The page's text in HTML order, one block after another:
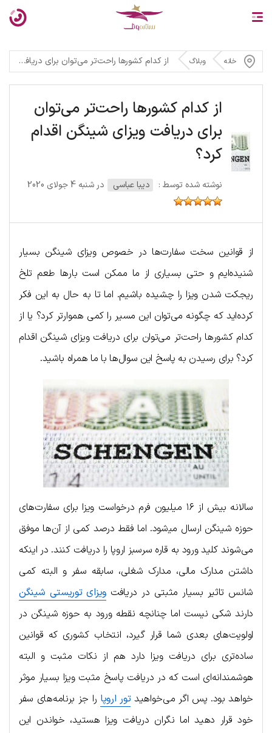
خانه وبلاگ از کدام کشورها راحت‌تر می‌توان برای دریافت ویزای شینگن اقدام کرد؟
از کدام کشورها راحت‌تر می‌توان
برای دریافت ویزای شینگن اقدام
کرد؟
نوشته شده توسط : دیبا عباسی در شنبه 4 جولای 2020
از قوانین سخت سفارت‌ها در خصوص ویزای شینگن بسیار
شنیده‌ایم و حتی بسیاری از ما ممکن است بارها طعم تلخ
ریجکت شدن ویزا را چشیده باشیم. اما تا به حال به این فکر
کرده‌اید که چگونه می‌توان این مسیر را کمی هموارتر کرد؟ یا از
کدام کشورها راحت‌تر می‌توان برای دریافت ویزای شینگن اقدام
کرد؟ برای رسیدن به پاسخ این سوال‌ها با ما همراه باشید.
سالانه بیش از ۱۶ میلیون فرم درخواست ویزا برای سفارت‌های
حوزه شینگن ارسال می‍‌شود. اما فقط درصد کمی از آن‌ها موفق
می‌شوند کلید ورود به قاره سرسبز اروپا را دریافت کنند. در اینکه
داشتن مدارک مالی، مدارک شغلی، سابقه سفر و البته کمی
شانس تاثیر بسیار مثبتی در دریافتویزای توریستی شینگن
دارند شکی نیست اما چنانچه نقطه ورود به حوزه شینگن در
اولویت‌های بعدی شما قرار گیرد، انتخاب کشوری که قوانین
ساده‌تری برای دریافت ویزا دارد هم از نکات مثبت و البته
هوشمندانه‌ای است که در دریافت پاسخ مثبت ویزا بسیار موثر
خواهد بود. پس اگر می‌خواهیدتور اروپا را جز برنامه‌های سفر
خود قرار دهید اما نگران دریافت ویزا هستید، خواندن این